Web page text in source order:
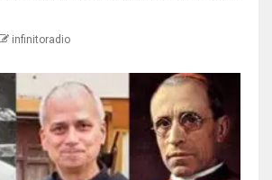
infinitoradio